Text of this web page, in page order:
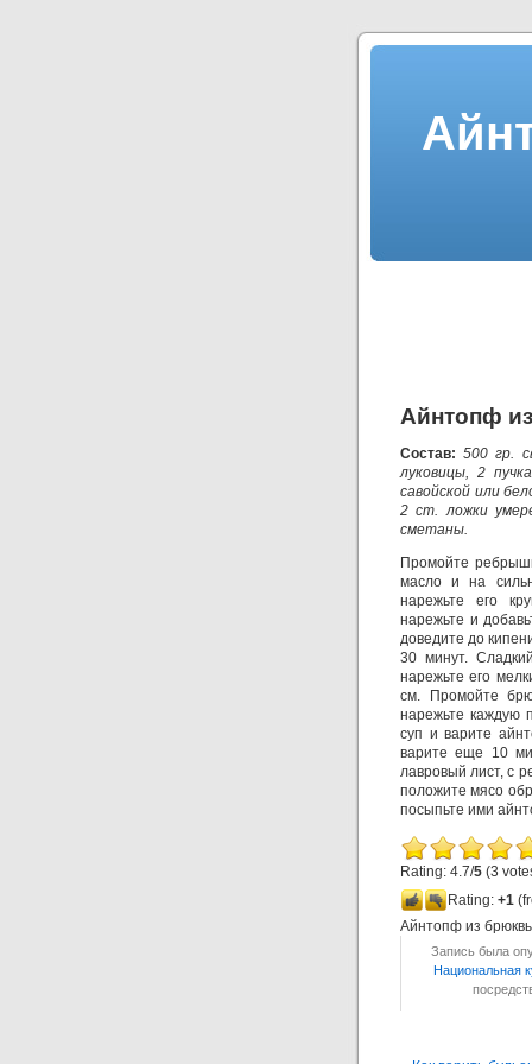
Айнтопф
Состав:500 гр.
луковицы, 2
савойской или
2 ст. ложки
сметаны.
Промойте
масло и на
нарежьте его
нарежьте и
доведите до
30 минут.
нарежьте его
см. Промойте
нарежьте каждую
суп и варите
варите еще 10
лавровый лист, с
положите мясо
посыпьте ими
Rating: 4.7/5 (3
Rating: +1
Айнтопф из
Запись была
Национальная